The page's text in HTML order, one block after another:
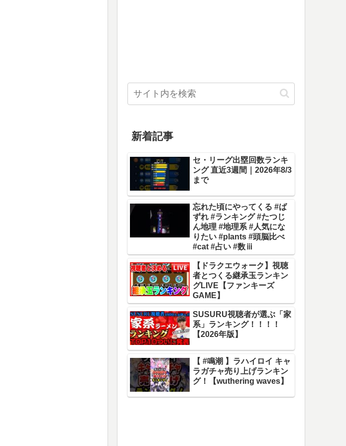
新着記事
セ・リーグ出塁回数ランキ
ング 直近3週間｜2026年8/3
まで
忘れた頃にやってくる #ば
ずれ #ランキング #たつじ
ん地理 #地理系 #人気にな
りたい #plants #頭脳比べ
#cat #占い #数ⅲ
【ドラクエウォーク】視聴
者とつくる継承玉ランキン
グLIVE【ファンキーズ
GAME】
SUSURU視聴者が選ぶ「家
系」ランキング！！！！
【2026年版】
【 #鳴潮 】ラハイロイ キャ
ラガチャ売り上げランキン
グ！【wuthering waves】